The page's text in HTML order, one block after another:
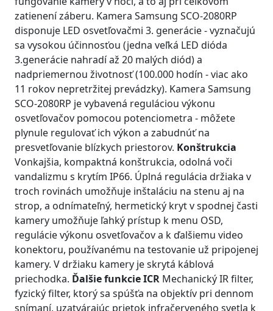
zatienení záberu. Kamera Samsung SCO-2080RP
disponuje LED osvetľovačmi 3. generácie - vyznačujú
sa vysokou účinnosťou (jedna veľká LED dióda
3.generácie nahradí až 20 malých diód) a
nadpriemernou životnosť (100.000 hodín - viac ako
11 rokov nepretržitej prevádzky). Kamera Samsung
SCO-2080RP je vybavená reguláciou výkonu
osvetľovačov pomocou potenciometra - môžete
plynule regulovať ich výkon a zabudnúť na
presvetľovanie blízkych priestorov. Konštrukcia
Vonkajšia, kompaktná konštrukcia, odolná voči
vandalizmu s krytím IP66. Úplná regulácia držiaka v
troch rovinách umožňuje inštaláciu na stenu aj na
strop, a odnímateľný, hermetický kryt v spodnej časti
kamery umožňuje ľahký prístup k menu OSD,
regulácie výkonu osvetľovačov a k ďalšiemu video
konektoru, používanému na testovanie už pripojenej
kamery. V držiaku kamery je skrytá káblová
priechodka. Ďalšie funkcieICR Mechanický IR filter,
fyzický filter, ktorý sa spúšťa na objektív pri dennom
snímaní, uzatvárajúc prietok infračerveného svetla k